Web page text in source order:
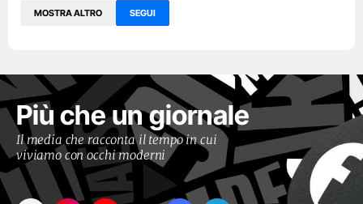
MOSTRA ALTRO SEGUI
Più che un giornale
Il media che racconta il tempo in cui
viviamo con occhi moderni